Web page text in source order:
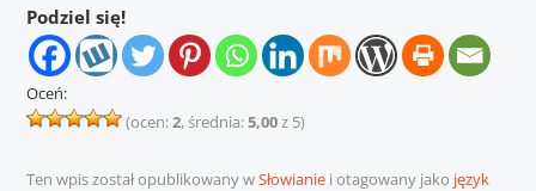
Podziel się!
Oceń:
(ocen:2, średnia:5,00z 5)
Ten wpis został opublikowany wSłowianiei otagowany jako język